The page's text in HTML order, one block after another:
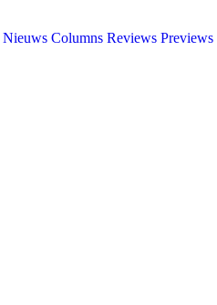
Nieuws Columns Reviews Previews